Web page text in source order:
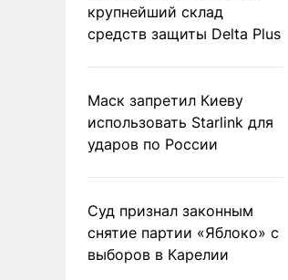
крупнейший склад
средств защиты Delta Plus
Маск запретил Киеву
использовать Starlink для
ударов по России
Суд признал законным
снятие партии «Яблоко» с
выборов в Карелии